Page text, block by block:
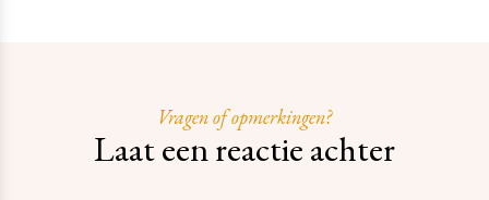
Vragen of opmerkingen?
Laat een reactie achter